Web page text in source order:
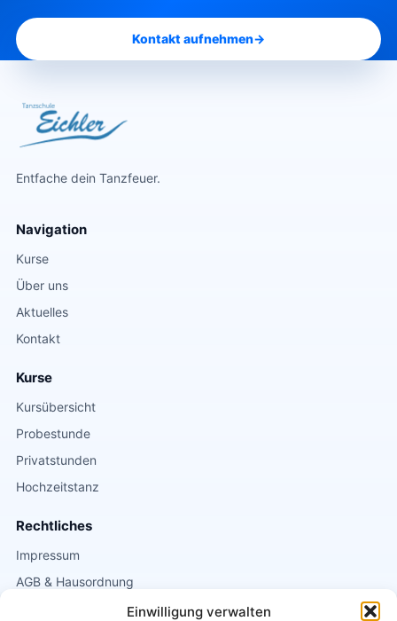
Einwilligung verwalten
Kontakt aufnehmen→
Entfache dein Tanzfeuer.
Navigation
Kurse
Über uns
Aktuelles
Kontakt
Kurse
Kursübersicht
Probestunde
Privatstunden
Hochzeitstanz
Rechtliches
Impressum
AGB & Hausordnung